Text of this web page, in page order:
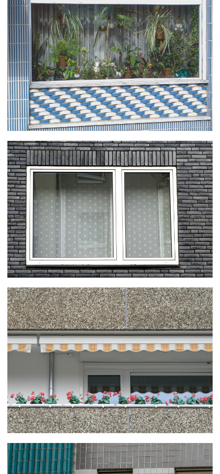
KLICKE HIER
KLICKE HIER
KLICKE HIER